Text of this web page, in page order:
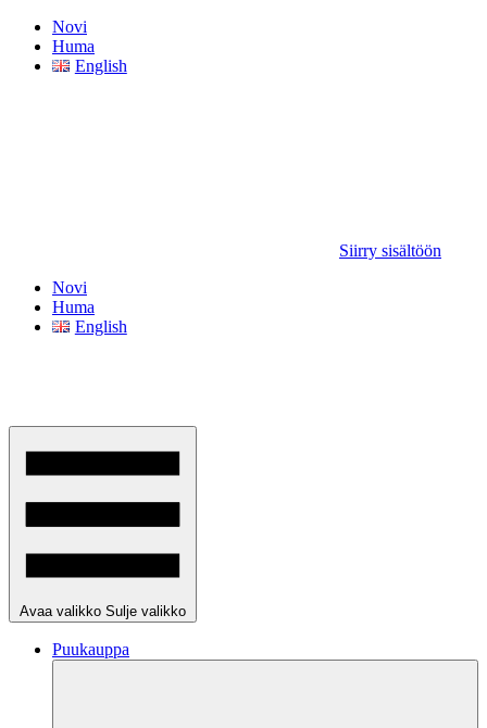
Novi
Huma
English
Siirry sisältöön
Novi
Huma
English
Avaa valikko Sulje valikko
Puukauppa